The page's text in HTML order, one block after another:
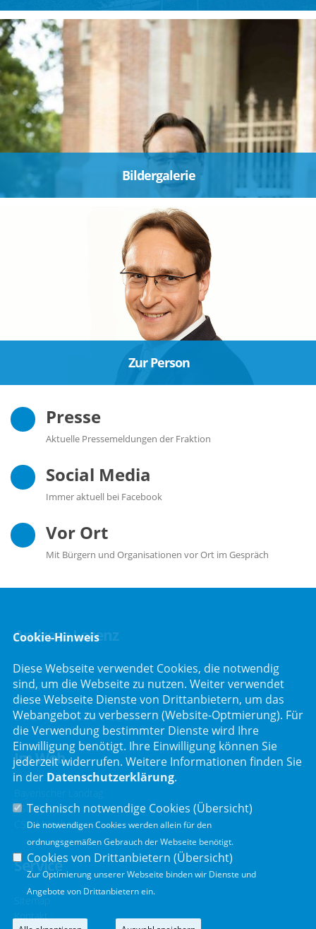
Bildergalerie
Zur Person
Presse
Aktuelle Pressemeldungen der Fraktion
Social Media
Immer aktuell bei Facebook
Vor Ort
Mit Bürgern und Organisationen vor Ort im Gespräch
Andreas Lorenz
Maximilianeum
81627 München
Telefon :+49 (89) 4126-2839
E-Mail :andreas.lorenz@csu-mdl.de
Im Web
CSU Fraktion
CSU München
Service
Sitemap
Kontakt
Cookie-Hinweis
Diese Webseite verwendet Cookies, die notwendig
sind, um die Webseite zu nutzen. Weiter verwendet
diese Webseite Dienste von Drittanbietern, um das
Webangebot zu verbessern (Website-Optmierung). Für
die Verwendung bestimmter Dienste wird Ihre
Einwilligung benötigt. Ihre Einwilligung können Sie
jederzeit widerrufen. Weitere Informationen finden Sie
in der Datenschutzerklärung.
Technisch notwendige Cookies (Übersicht)
Die notwendigen Cookies werden allein für den
ordnungsgemäßen Gebrauch der Webseite benötigt.
Cookies von Drittanbietern (Übersicht)
Zur Optimierung unserer Webseite binden wir Dienste und
Angebote von Drittanbietern ein.